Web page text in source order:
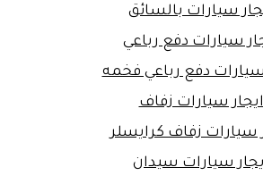
سيارات بالسائق
سيارات دفع رباعي
سيارات دفع رباعي فخمه
ايجار سيارات زفاف
سيارات زفاف كرايسلر
سيارات سيدان